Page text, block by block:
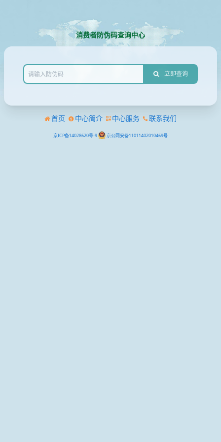
消费者防伪码查询中心
立即查询
首页 中心简介 中心服务 联系我们
京ICP备14028620号-9 京公网安备11011402010469号